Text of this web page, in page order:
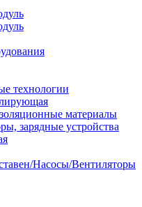
технологии
материалы
зарядные устройства
Насосы/Вентиляторы